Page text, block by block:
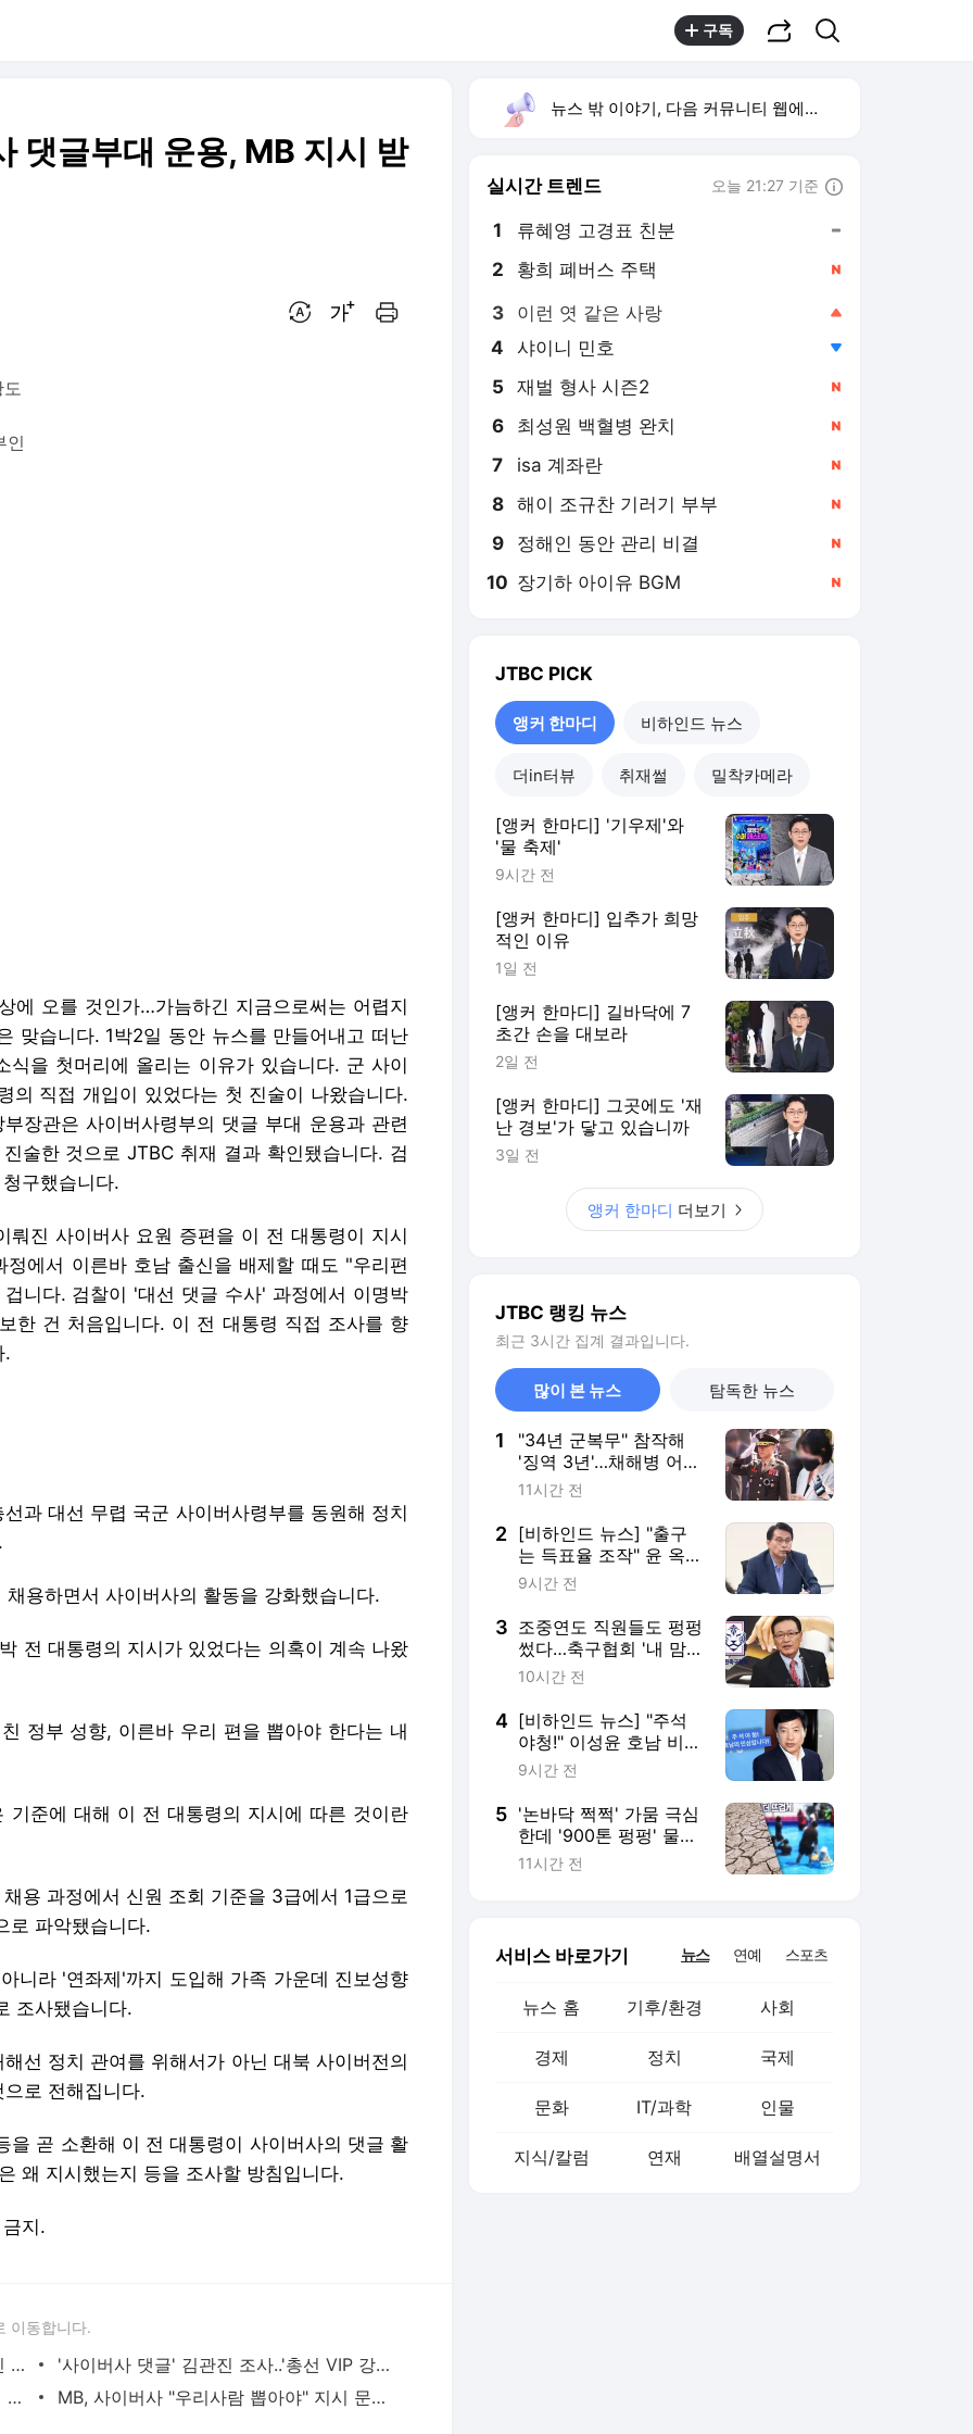
구독
댓글부대 운용, MB 지시 받
인
에 오를 것인가…가늠하긴 지금으로써는 어렵지
맞습니다. 1박2일 동안 뉴스를 만들어내고 떠난
을 첫머리에 올리는 이유가 있습니다. 군 사이
의 직접 개입이 있었다는 첫 진술이 나왔습니다.
장관은 사이버사령부의 댓글 부대 운용과 관련
술한 것으로 JTBC 취재 결과 확인됐습니다. 검
구했습니다.
진 사이버사 요원 증편을 이 전 대통령이 지시
에서 이른바 호남 출신을 배제할 때도 "우리편
니다. 검찰이 '대선 댓글 수사' 과정에서 이명박
한 건 처음입니다. 이 전 대통령 직접 조사를 향
.
과 대선 무렵 국군 사이버사령부를 동원해 정치
용하면서 사이버사의 활동을 강화했습니다.
전 대통령의 지시가 있었다는 의혹이 계속 나왔
정부 성향, 이른바 우리 편을 뽑아야 한다는 내
준에 대해 이 전 대통령의 지시에 따른 것이란
용 과정에서 신원 조회 기준을 3급에서 1급으로
로 파악됐습니다.
니라 '연좌제'까지 도입해 가족 가운데 진보성향
조사됐습니다.
선 정치 관여를 위해서가 아닌 대북 사이버전의
로 전해집니다.
을 곧 소환해 이 전 대통령이 사이버사의 댓글 활
왜 지시했는지 등을 조사할 방침입니다.
지.
이동합니다.
검찰, '사이버사 댓글 지시' 김관진·임관빈 구속영장 청구
'사이버사 댓글' 김관진 조사..'총선 VIP 강조' 문건 결재도
검찰, 김관진 전 장관 7일 소환..'댓글부대 주도' 혐의
MB, 사이버사 "우리사람 뽑아야" 지시 문건..불법개입 첫 정황
뉴스 밖 이야기, 다음 커뮤니티 웹에서 보기
실시간 트렌드 오늘 21:27 기준
1 류혜영 고경표 친분
2 황희 폐버스 주택
3 이런 엿 같은 사랑
4 샤이니 민호
5 재벌 형사 시즌2
6 최성원 백혈병 완치
7 isa 계좌란
8 해이 조규찬 기러기 부부
9 정해인 동안 관리 비결
10 장기하 아이유 BGM
JTBC PICK
앵커 한마디 비하인드 뉴스
더in터뷰 취재썰 밀착카메라
[앵커 한마디] '기우제'와
'물 축제'
9시간 전
[앵커 한마디] 입추가 희망
적인 이유
1일 전
[앵커 한마디] 길바닥에 7
초간 손을 대보라
2일 전
[앵커 한마디] 그곳에도 '재
난 경보'가 닿고 있습니까
3일 전
앵커 한마디 더보기
JTBC 랭킹 뉴스
최근 3시간 집계 결과입니다.
많이 본 뉴스 탐독한 뉴스
1
"34년 군복무" 참작해
'징역 3년'…채해병 어머
니 "어떻게 이래"
11시간 전
2 [비하인드 뉴스] "출구
는 득표율 조작" 윤 옥중
메시지…윤상현마저 "선
9시간 전
3 조중연도 직원들도 펑펑
썼다…축구협회 '내 맘대
로 법카'
10시간 전
4 [비하인드 뉴스] "주석
야청!" 이성윤 호남 비하
논란…"당원을 뭘로 보
9시간 전
5 '논바닥 쩍쩍' 가뭄 극심
한데 '900톤 펑펑' 물축
제…같은 밀양
11시간 전
서비스 바로가기 뉴스 연예 스포츠
뉴스 홈 기후/환경 사회
경제 정치 국제
문화 IT/과학 인물
지식/칼럼 연재 배열설명서